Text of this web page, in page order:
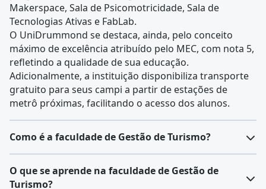
Makerspace, Sala de Psicomotricidade, Sala de
Tecnologias Ativas e FabLab.
O UniDrummond se destaca, ainda, pelo conceito
máximo de excelência atribuído pelo MEC, com nota 5,
refletindo a qualidade de sua educação.
Adicionalmente, a instituição disponibiliza transporte
gratuito para seus campi a partir de estações de
metrô próximas, facilitando o acesso dos alunos.
Como é a faculdade de Gestão de Turismo?
O curso de Gestão de Turismo, ofertado como
graduação tecnológica, possui uma duração média de
O que se aprende na faculdade de Gestão de
Turismo?